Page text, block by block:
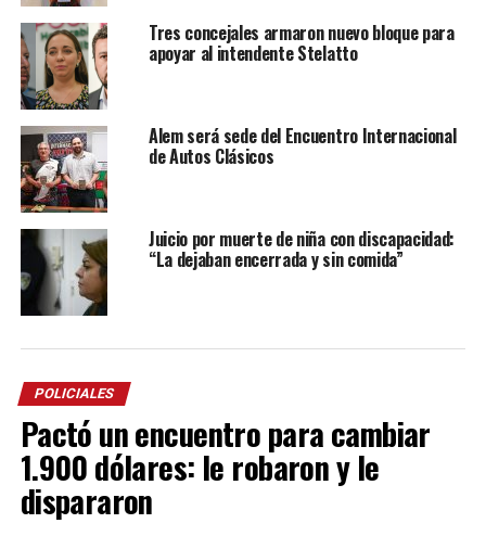
Tres concejales armaron nuevo bloque para
apoyar al intendente Stelatto
Alem será sede del Encuentro Internacional
de Autos Clásicos
Juicio por muerte de niña con discapacidad:
“La dejaban encerrada y sin comida”
POLICIALES
Pactó un encuentro para cambiar
1.900 dólares: le robaron y le
dispararon